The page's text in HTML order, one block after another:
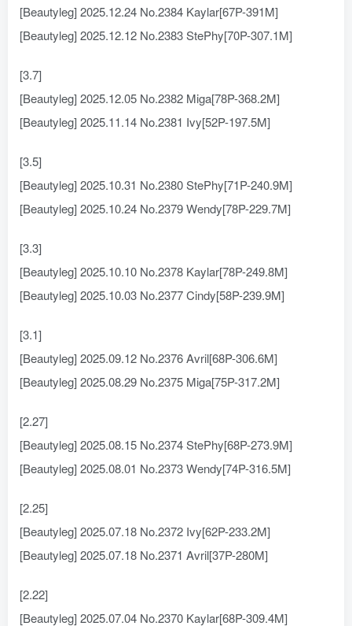
[Beautyleg] 2025.12.24 No.2384 Kaylar[67P-391M]
[Beautyleg] 2025.12.12 No.2383 StePhy[70P-307.1M]
[3.7]
[Beautyleg] 2025.12.05 No.2382 Miga[78P-368.2M]
[Beautyleg] 2025.11.14 No.2381 Ivy[52P-197.5M]
[3.5]
[Beautyleg] 2025.10.31 No.2380 StePhy[71P-240.9M]
[Beautyleg] 2025.10.24 No.2379 Wendy[78P-229.7M]
[3.3]
[Beautyleg] 2025.10.10 No.2378 Kaylar[78P-249.8M]
[Beautyleg] 2025.10.03 No.2377 Cindy[58P-239.9M]
[3.1]
[Beautyleg] 2025.09.12 No.2376 Avril[68P-306.6M]
[Beautyleg] 2025.08.29 No.2375 Miga[75P-317.2M]
[2.27]
[Beautyleg] 2025.08.15 No.2374 StePhy[68P-273.9M]
[Beautyleg] 2025.08.01 No.2373 Wendy[74P-316.5M]
[2.25]
[Beautyleg] 2025.07.18 No.2372 Ivy[62P-233.2M]
[Beautyleg] 2025.07.18 No.2371 Avril[37P-280M]
[2.22]
[Beautyleg] 2025.07.04 No.2370 Kaylar[68P-309.4M]